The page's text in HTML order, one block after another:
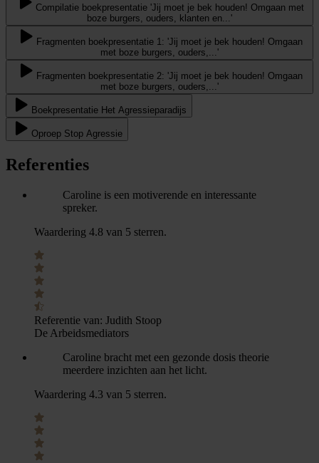
Compilatie boekpresentatie 'Jij moet je bek houden! Omgaan met
boze burgers, ouders, klanten en...'
Fragmenten boekpresentatie 1: 'Jij moet je bek houden! Omgaan
met boze burgers, ouders,...'
Fragmenten boekpresentatie 2: 'Jij moet je bek houden! Omgaan
met boze burgers, ouders,...'
Boekpresentatie Het Agressieparadijs
Oproep Stop Agressie
Referenties
Caroline is een motiverende en interessante
spreker.
Waardering 4.8 van 5 sterren.
Referentie van: Judith Stoop
De Arbeidsmediators
Caroline bracht met een gezonde dosis theorie
meerdere inzichten aan het licht.
Waardering 4.3 van 5 sterren.